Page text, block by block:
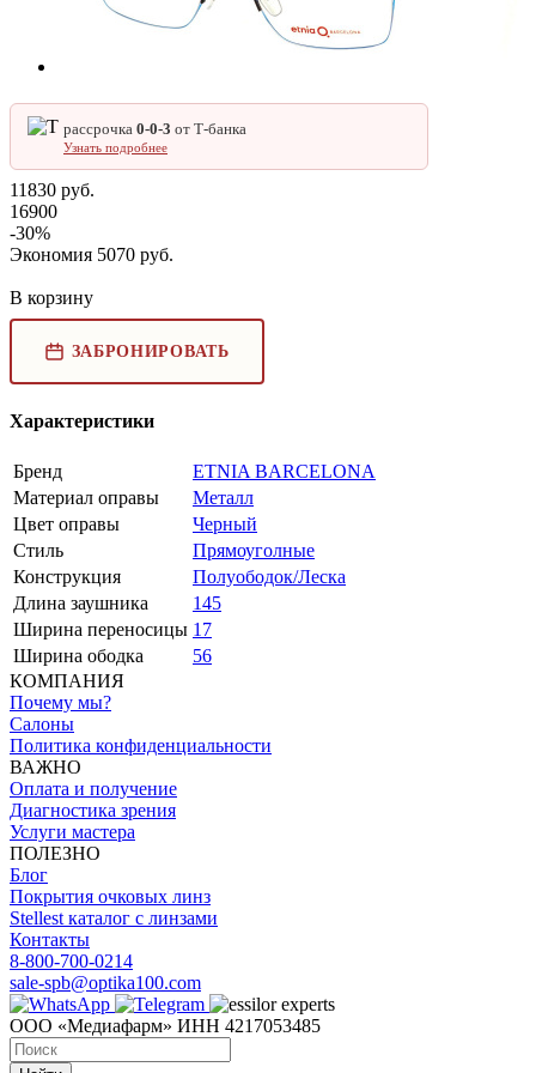
рассрочка 0‑0‑3 от Т‑банка
Узнать подробнее
11830 руб.
16900
-30%
Экономия 5070 руб.
В корзину
ЗАБРОНИРОВАТЬ
Характеристики
Бренд
ETNIA BARCELONA
Материал оправы
Металл
Цвет оправы
Черный
Стиль
Прямоуголные
Конструкция
Полуободок/Леска
Длина заушника
145
Ширина переносицы 17
Ширина ободка
56
КОМПАНИЯ
Почему мы?
Салоны
Политика конфиденциальности
ВАЖНО
Оплата и получение
Диагностика зрения
Услуги мастера
ПОЛЕЗНО
Блог
Покрытия очковых линз
Stellest каталог с линзами
Контакты
8-800-700-0214
sale-spb@optika100.com
ООО «Медиафарм» ИНН 4217053485